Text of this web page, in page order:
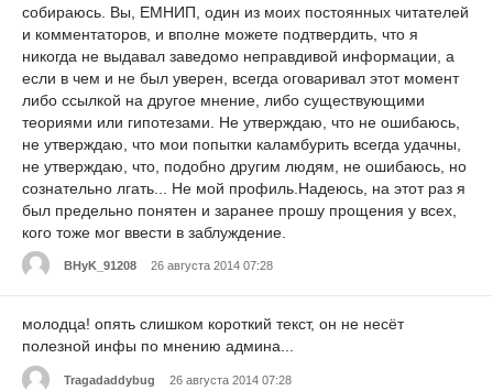
собираюсь. Вы, ЕМНИП, один из моих постоянных читателей
и комментаторов, и вполне можете подтвердить, что я
никогда не выдавал заведомо неправдивой информации, а
если в чем и не был уверен, всегда оговаривал этот момент
либо ссылкой на другое мнение, либо существующими
теориями или гипотезами. Не утверждаю, что не ошибаюсь,
не утверждаю, что мои попытки каламбурить всегда удачны,
не утверждаю, что, подобно другим людям, не ошибаюсь, но
сознательно лгать... Не мой профиль.Надеюсь, на этот раз я
был предельно понятен и заранее прошу прощения у всех,
кого тоже мог ввести в заблуждение.
BHyK_91208 26 августа 2014 07:28
молодца! опять слишком короткий текст, он не несёт
полезной инфы по мнению админа...
Tragadaddybug 26 августа 2014 07:28